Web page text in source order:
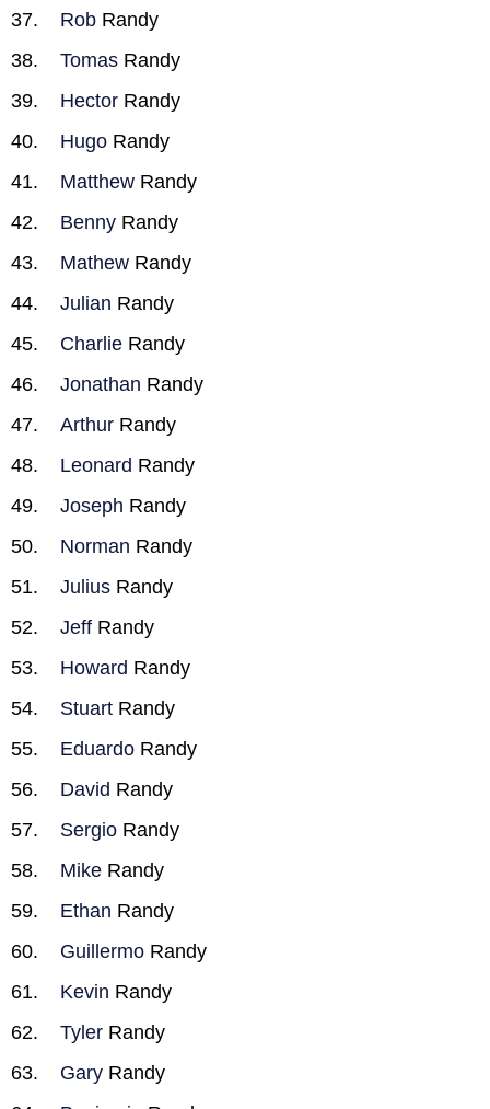
Rob Randy
Tomas Randy
Hector Randy
Hugo Randy
Matthew Randy
Benny Randy
Mathew Randy
Julian Randy
Charlie Randy
Jonathan Randy
Arthur Randy
Leonard Randy
Joseph Randy
Norman Randy
Julius Randy
Jeff Randy
Howard Randy
Stuart Randy
Eduardo Randy
David Randy
Sergio Randy
Mike Randy
Ethan Randy
Guillermo Randy
Kevin Randy
Tyler Randy
Gary Randy